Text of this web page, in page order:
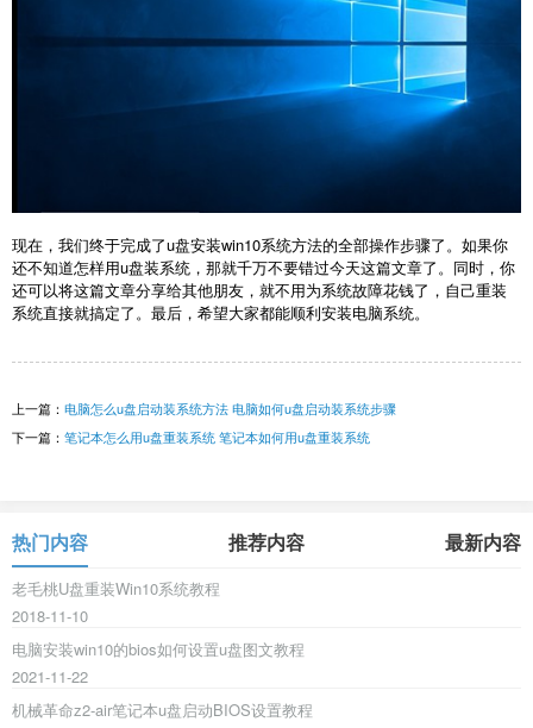
现在，我们终于完成了u盘安装win10系统方法的全部操作步骤了。如果你
还不知道怎样用u盘装系统，那就千万不要错过今天这篇文章了。同时，你
还可以将这篇文章分享给其他朋友，就不用为系统故障花钱了，自己重装
系统直接就搞定了。最后，希望大家都能顺利安装电脑系统。
上一篇： 电脑怎么u盘启动装系统方法 电脑如何u盘启动装系统步骤
下一篇： 笔记本怎么用u盘重装系统 笔记本如何用u盘重装系统
热门内容 推荐内容 最新内容
老毛桃U盘重装Win10系统教程
2018-11-10
电脑安装win10的bios如何设置u盘图文教程
2021-11-22
机械革命z2-air笔记本u盘启动BIOS设置教程